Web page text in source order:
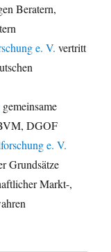
Beratern,
e. V. vertritt
gemeinsame
DGOF
e. V.
Grundsätze
Markt-,